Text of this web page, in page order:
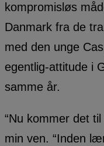
kompromisløs
Danmark fra de
med den unge
egentlig-attitude i
samme år.
“Nu kommer det
min ven. “Inden